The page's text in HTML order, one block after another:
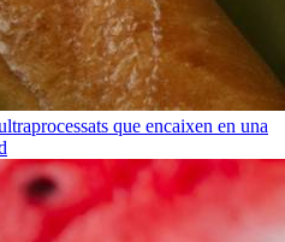
que encaixen en una